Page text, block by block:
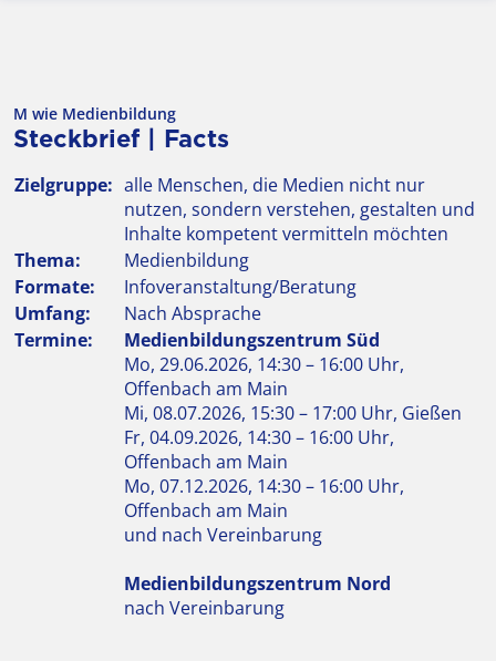
M wie Medienbildung
Steckbrief | Facts
Zielgruppe: alle Menschen, die Medien nicht nur
nutzen, sondern verstehen, gestalten und
Inhalte kompetent vermitteln möchten
Thema:
Medienbildung
Formate:
Infoveranstaltung/Beratung
Umfang:
Nach Absprache
Termine:
Medienbildungszentrum Süd
Mo, 29.06.2026, 14:30 – 16:00 Uhr,
Offenbach am Main
Mi, 08.07.2026, 15:30 – 17:00 Uhr, Gießen
Fr, 04.09.2026, 14:30 – 16:00 Uhr,
Offenbach am Main
Mo, 07.12.2026, 14:30 – 16:00 Uhr,
Offenbach am Main
und nach Vereinbarung
Medienbildungszentrum Nord
nach Vereinbarung